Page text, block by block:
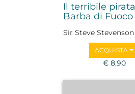
Il terribile pirata
Barba di Fuoco
Sir Steve Stevenson
ACQUISTA
€ 8,90